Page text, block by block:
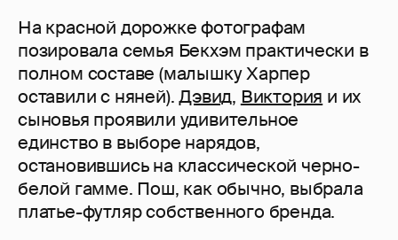
На красной дорожке фотографам
позировала семья Бекхэм практически в
полном составе (малышку Харпер
оставили с няней).Дэвид, Виктория и их
сыновья проявили удивительное
единство в выборе нарядов,
остановившись на классической черно-
белой гамме. Пош, как обычно, выбрала
платье-футляр собственного бренда.